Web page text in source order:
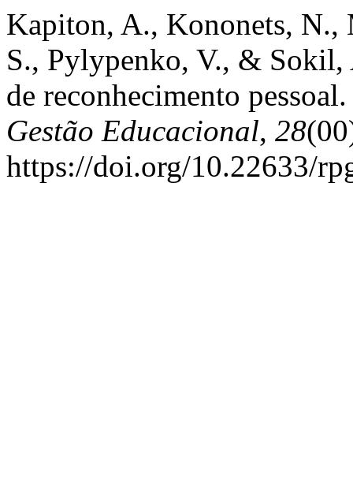
Kapiton, A., Kononets,
S., Pylypenko, V., &
de reconhecimento
Gestão Educacional, 28
https://doi.org/10.22633/